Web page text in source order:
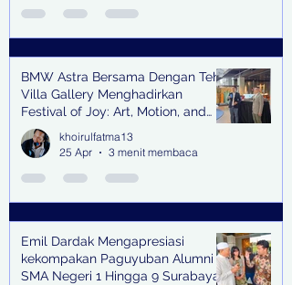
BMW Astra Bersama Dengan Teh
Villa Gallery Menghadirkan
Festival of Joy: Art, Motion, and
Scent
khoirulfatma13
25 Apr
3 menit membaca
Emil Dardak Mengapresiasi
kekompakan Paguyuban Alumni
SMA Negeri 1 Hingga 9 Surabaya